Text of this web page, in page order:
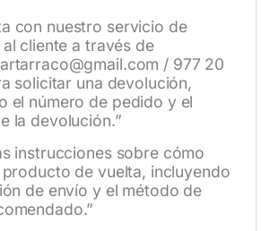
con nuestro servicio de
cliente a través de
/ 977 20
solicitar una devolución,
el número de pedido y el
la devolución.”
instrucciones sobre cómo
de vuelta, incluyendo
de envío y el método de